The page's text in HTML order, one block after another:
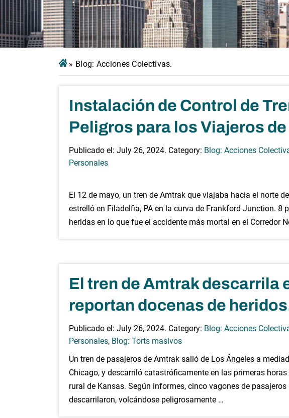
» Blog: Acciones Colectivas.
Instalación de Control de
Peligros para los Viajeros
Publicado el: July 26, 2024. Category: Blog: Acciones
Personales
El 12 de mayo, un tren de Amtrak que viajaba hacia el norte
estrelló en Filadelfia, PA en la curva de Frankford Junction. 8
heridas en lo que fue el accidente más mortal en el Corredor
El tren de Amtrak descarrila
reportan docenas de
Publicado el: July 26, 2024. Category: Blog: Acciones
Personales, Blog: Torts masivos
Un tren de pasajeros de Amtrak salió de Los Ángeles a
Chicago, y descarriló catastróficamente en las primeras
rural de Kansas. Según informes, cinco vagones de
descarrilaron, volcándose peligrosamente …